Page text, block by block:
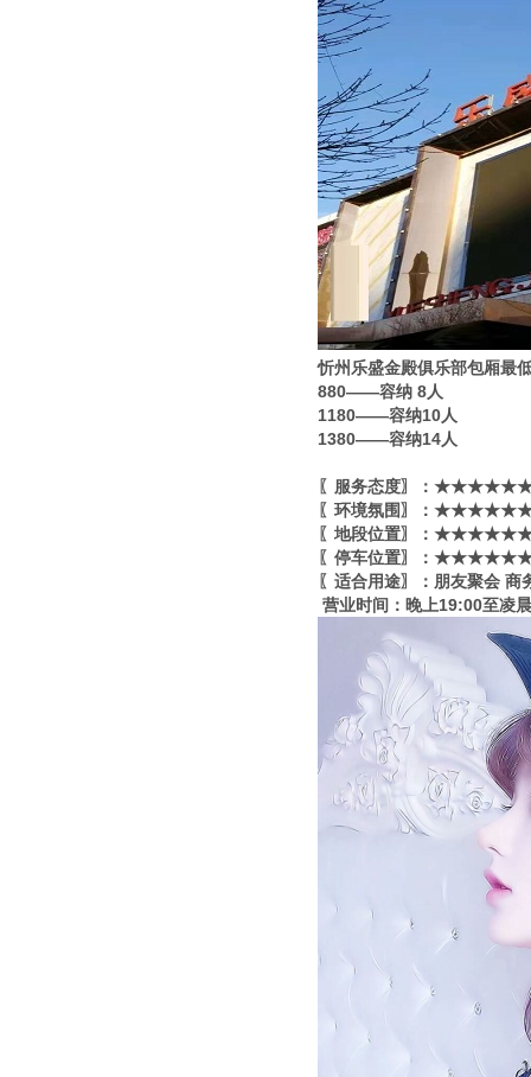
忻州乐盛金殿俱乐部包厢最
880——容纳 8人
1180——容纳10人
1380——容纳14人
〖服务态度〗：
〖环境氛围〗：
〖地段位置〗：
〖停车位置〗：
〖适合用途〗：朋友聚会 商
营业时间：晚上19:00至凌